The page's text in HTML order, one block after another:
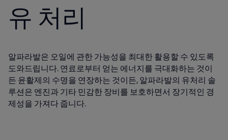
유 처리
알파라발은 오일에 관한 가능성을 최대한 활용할 수 있도록
도와드립니다. 연료로부터 얻는 에너지를 극대화하는 것이
든 윤활제의 수명을 연장하는 것이든, 알파라발의 유처리 솔
루션은 엔진과 기타 민감한 장비를 보호하면서 장기적인 경
제성을 가져다 줍니다.